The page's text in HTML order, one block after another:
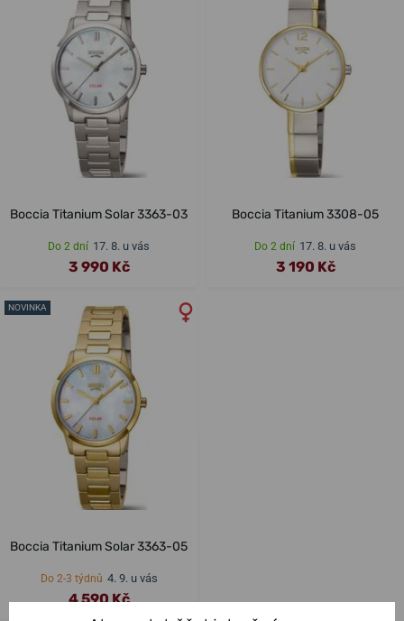
Boccia Titanium Solar 3363-03
Do 2 dní 17. 8. u vás
3 990 Kč
Boccia Titanium 3308-05
Do 2 dní 17. 8. u vás
3 190 Kč
NOVINKA
Boccia Titanium Solar 3363-05
Do 2-3 týdnů 4. 9. u vás
4 590 Kč